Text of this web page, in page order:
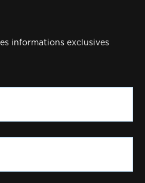
informations exclusives